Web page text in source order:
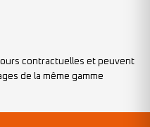
contractuelles et peuvent
de la même gamme